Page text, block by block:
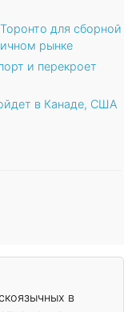
для сборной
рынке
и перекроет
в Канаде, США
в